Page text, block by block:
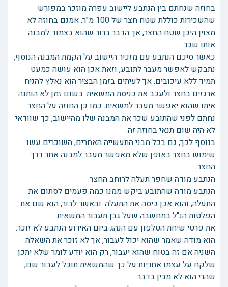
בחוזה שנחתם בין הנתבע ליישוב עפרה מוזכר במפורש
שהשכירות כוללת שטח חצר של 100 מ"ר. אמנם בחוזה לא
מצוין היכן שטח החצר, אך הדבר ברור שהוא בצמוד למבנה
אותו שכר.
כאשר סיכם הנתבע עם מזכיר היישוב על הקמת המבנה הנוסף,
נתבקש לאפשר מעבר לתובע, וזאת אכן הוא עושה כמעט
תמיד ללא עיכובים. אך לעיתים בזמן הבציר הוא נאלץ להניח
ארגזים בחצר ולעכב את כניסת המשאית. בשום זמן לא הותנה
איתו שהוא יאפשר מעבר למשאית. כמו כן החוזה על החצר
נחתם לפני שהתובע שכר את המבנה שלו מהיישוב, כך שוודאי
לא היה שום תנאי בחוזה זה.
בנוסף לכך, גם בכל מבני התעשייה האחרים, השוכרים עשו
שימוש בחצר באופן שלא מאפשר מעבר למבנה אחר דרך
החצר.
הנתבע מודה שחפר תעלה לרוחב החצר.
הנתבע מודה שהתובע ביקש ממנו כמה פעמים לסתום את
התעלה, והוא אכן כיסה את התעלה. ובאשר לבור, הוא שם את
הפלטות הנ"ל במחשבה שעל גבן תעבור המשאית.
את פרטי שיחת הטלפון עם הנהג ביום האירוע הנתבע לא זוכר.
הוא מודה שאמר שהוא יכול לעבור, אך לא זוכר את השאלה
השניה אם זה בטוח שהוא יעבור, רק הוא יודע לומר שלא יתכן
שלקח על עצמו אחריות על כך שהמשאית תוכל לעבור שם,
שהרי הוא לא מבין בדבר.